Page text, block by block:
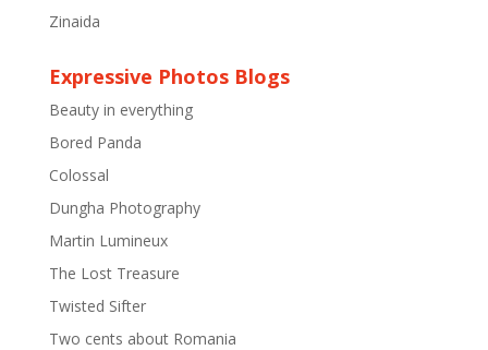
Zinaida
Expressive Photos Blogs
Beauty in everything
Bored Panda
Colossal
Dungha Photography
Martin Lumineux
The Lost Treasure
Twisted Sifter
Two cents about Romania